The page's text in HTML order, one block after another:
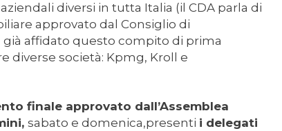
diversi in tutta Italia (il CDA parla di
approvato dal Consiglio di
affidato questo compito di prima
diverse società: Kpmg, Kroll e
finale approvato dall’Assemblea
sabato e domenica,presenti i delegati